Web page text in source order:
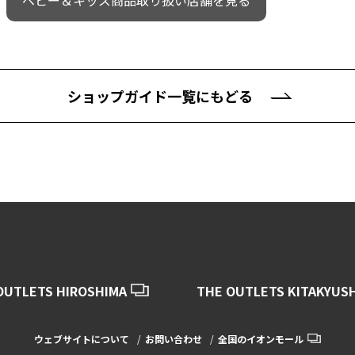
ショップガイド一覧にもどる
HIROSHIMA THE OUTLETS
ウェブサイトについて お問い合わせ 全国のイオンモール